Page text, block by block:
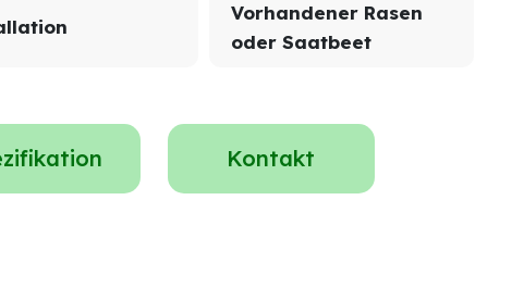
Vorhandener Rasen
oder Saatbeet
Kontakt